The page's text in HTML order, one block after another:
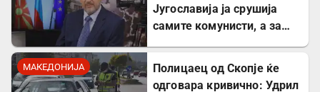
Југославија ја срушија
самите комунисти, а за
молчеа освен мене
МАКЕДОНИЈА
Полицаец од Скопје ќе
одговара кривично: Удрил